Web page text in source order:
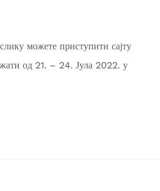
можете приступити сајту
од 21. – 24. Јула 2022. у